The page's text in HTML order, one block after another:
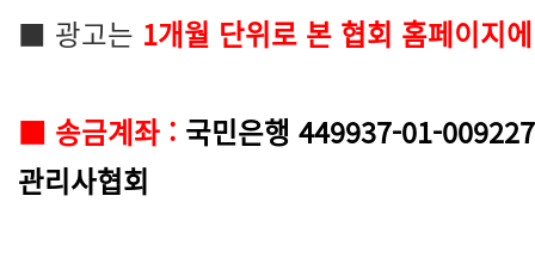
본문
■ 광고는 1개월 단위로 본 협회 홈페이지
■ 송금계좌 : 국민은행 449937-01-
관리사협회